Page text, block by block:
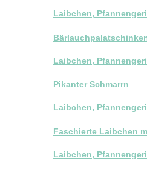
Laibchen,
Laibchen,
Pikanter Schmarrn
Laibchen,
Faschierte Laibchen
Laibchen,